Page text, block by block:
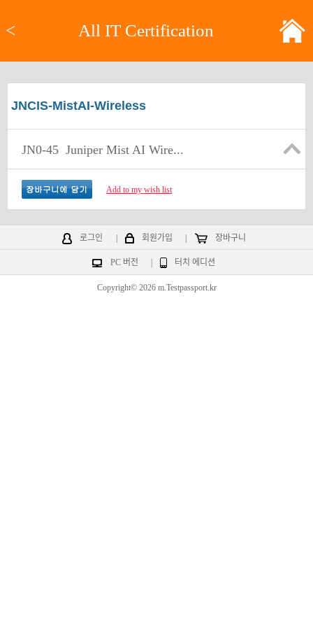
< All IT Certification
JNCIS-MistAI-Wireless
JN0-45 Juniper Mist AI Wire...
Add to my wish list
로그인 회원가입 장바구니
PC 버전 터치 에디션
Copyright© 2026 m.Testpassport.kr